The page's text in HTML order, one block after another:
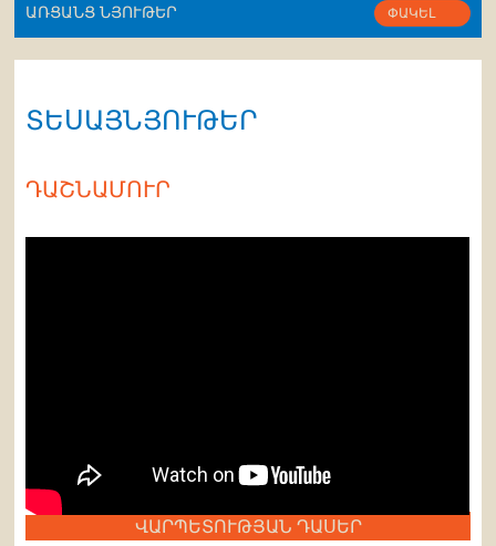
ԱՌՑԱՆՑ ՆՅՈՒԹԵՐ ՓԱԿԵԼ
ՏԵՍԱՅՆՅՈՒԹԵՐ
ԴԱՇՆԱՄՈՒՐ
ՎԱՐՊԵՏՈՒԹՅԱՆ ԴԱՍԵՐ